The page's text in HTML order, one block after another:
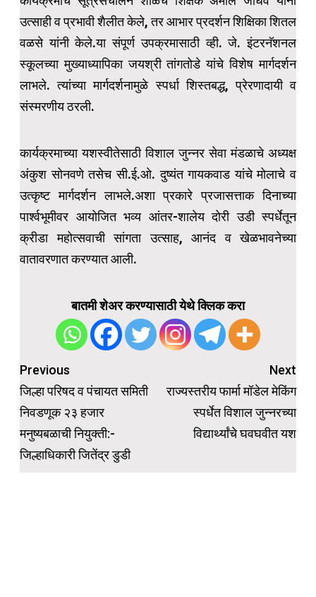
उत्साही व प्रभावी शैलीत केले, तर आभार प्रदर्शन शिक्षिका शितल
वळसे यांनी केले.या संपूर्ण उपक्रमासाठी व्ही. जे. इंटरनॅशनल
स्कूलच्या मुख्याध्यापिका जयश्री तांगतोडे यांचे विशेष मार्गदर्शन
लाभले. त्यांच्या मार्गदर्शनामुळे स्पर्धा शिस्तबद्ध, प्रेरणादायी व
संस्मरणीय ठरली.
कार्यक्रमाच्या यशस्वीतेसाठी विशाल जुन्नर सेवा मंडळाचे अध्यक्ष
अंकुश सोनवणे तसेच सी.ई.ओ. दुष्यंत गायकवाड यांचे मोलाचे व
उत्कृष्ट मार्गदर्शन लाभले.अशा प्रकारे प्रजासत्ताक दिनाच्या
पार्श्वभूमीवर आयोजित भव्य आंतर-शालेय दोरी उडी स्पर्धेतून
क्रीडा महोत्सवाची सांगता उत्साह, आनंद व खेळभावनेच्या
वातावरणात करण्यात आली.
बातमी शेअर करण्यासाठी येथे क्लिक करा
Post
navigation
Previous
जिल्हा परिषद व पंचायत समिती
निवडणूक २३ हजार
मनुष्यबळाची नियुक्ती:-
जिल्हाधिकारी जितेंद्र डुडी
Next
राज्यस्तरीय फार्मा मॉडेल मेकिंग
स्पर्धेत विशाल जुन्नरच्या
विद्यार्थ्यांचे घवघवीत यश